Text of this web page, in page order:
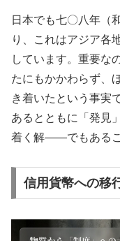
日本でも七〇八年（
り、これはアジア各
しています。重要な
たにもかかわらず、
き着いたという事実
あるとともに「発見
着く解——でもあるこ
信用貨幣への移